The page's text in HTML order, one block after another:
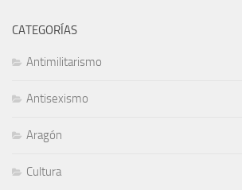
CATEGORÍAS
Antimilitarismo
Antisexismo
Aragón
Cultura